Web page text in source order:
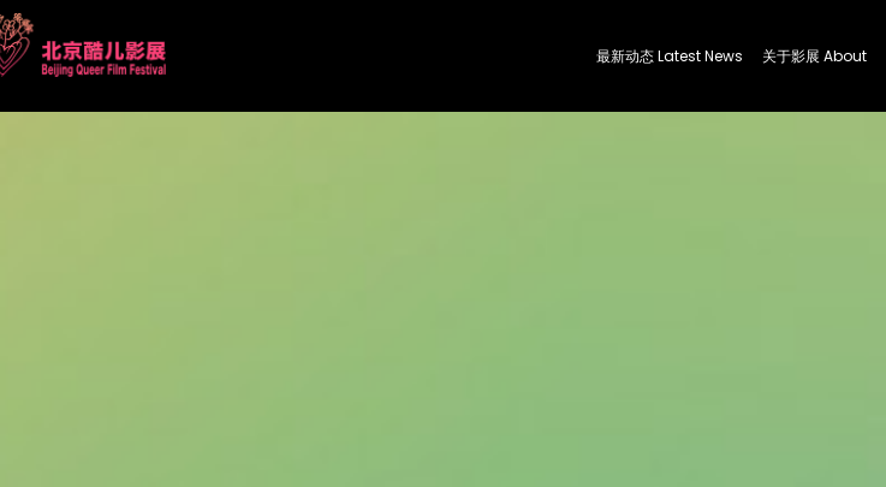
最新动态 Latest News 关于影展 About